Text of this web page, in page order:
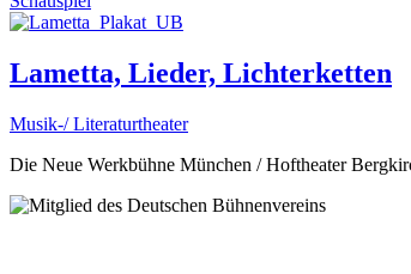
Lametta, Lieder, Lichterketten
Musik-/ Literaturtheater
Die Neue Werkbühne München / Hoftheater